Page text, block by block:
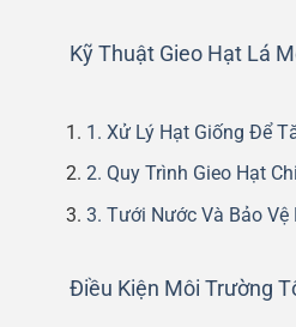
Kỹ Thuật Gieo Hạt Lá
1. Xử Lý Hạt Giống Để
2. Quy Trình Gieo Hạt
3. Tưới Nước Và Bảo Vệ
Điều Kiện Môi Trường